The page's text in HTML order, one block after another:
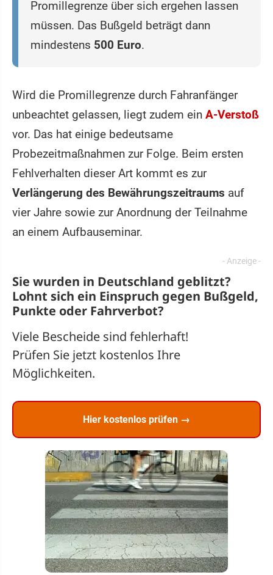
Promillegrenze über sich ergehen lassen
müssen. Das Bußgeld beträgt dann
mindestens 500 Euro.
Wird die Promillegrenze durch Fahranfänger
unbeachtet gelassen, liegt zudem ein A-Verstoß
vor. Das hat einige bedeutsame
Probezeitmaßnahmen zur Folge. Beim ersten
Fehlverhalten dieser Art kommt es zur
Verlängerung des Bewährungszeitraums auf
vier Jahre sowie zur Anordnung der Teilnahme
an einem Aufbauseminar.
Sie wurden in Deutschland geblitzt?
Lohnt sich ein Einspruch gegen Bußgeld,
Punkte oder Fahrverbot?
Viele Bescheide sind fehlerhaft!
Prüfen Sie jetzt kostenlos Ihre
Möglichkeiten.
Hier kostenlos prüfen →